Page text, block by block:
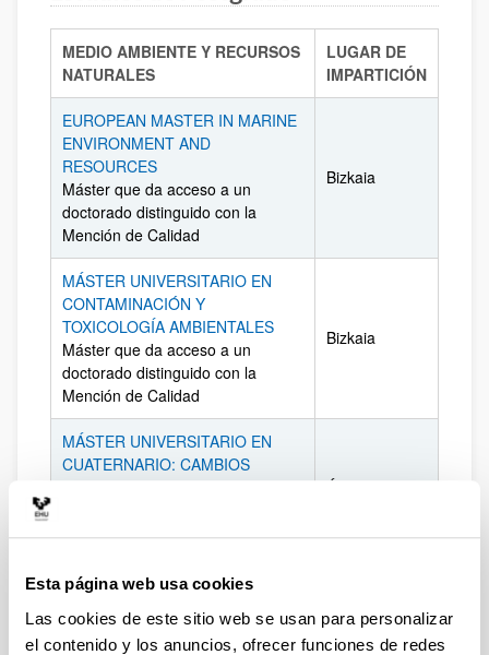
Esta página web usa cookies
Las cookies de este sitio web se usan para personalizar
el contenido y los anuncios, ofrecer funciones de redes
MEDIO AMBIENTE Y RECURSOS
NATURALES
LUGAR DE
IMPARTICIÓN
EUROPEAN MASTER IN MARINE
ENVIRONMENT AND
RESOURCES
Máster que da acceso a un
doctorado distinguido con la
Mención de Calidad
Bizkaia
MÁSTER UNIVERSITARIO EN
CONTAMINACIÓN Y
TOXICOLOGÍA AMBIENTALES
Máster que da acceso a un
doctorado distinguido con la
Mención de Calidad
Bizkaia
MÁSTER UNIVERSITARIO EN
CUATERNARIO: CAMBIOS
AMBIENTALES Y HUELLA
Máster que da acceso a un
Álava -
VIDA Y SALUD
IMPARTICIÓN